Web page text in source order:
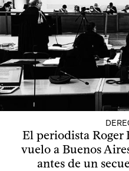
El periodista Roger
vuelo a Buenos
antes de un